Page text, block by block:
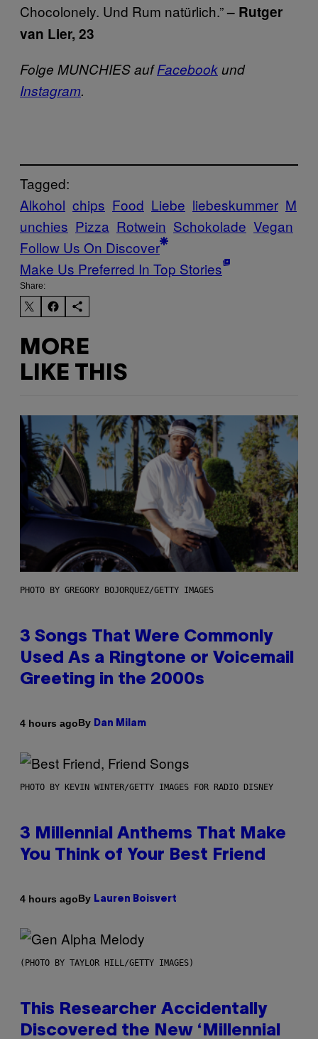
Chocolonely. Und Rum natürlich.”– Rutger
van Lier, 23
Folge MUNCHIES aufFacebookund
Instagram.
Tagged:
Alkohol chips Food Liebe liebeskummer M
unchies Pizza Rotwein Schokolade Vegan
Follow Us On Discover
Make Us Preferred In Top Stories
Share:
MORE
LIKE THIS
PHOTO BY GREGORY BOJORQUEZ/GETTY IMAGES
3 Songs That Were Commonly
Used As a Ringtone or Voicemail
Greeting in the 2000s
4 hours agoBy Dan Milam
PHOTO BY KEVIN WINTER/GETTY IMAGES FOR RADIO DISNEY
3 Millennial Anthems That Make
You Think of Your Best Friend
4 hours agoBy Lauren Boisvert
(PHOTO BY TAYLOR HILL/GETTY IMAGES)
This Researcher Accidentally
Discovered the New ‘Millennial